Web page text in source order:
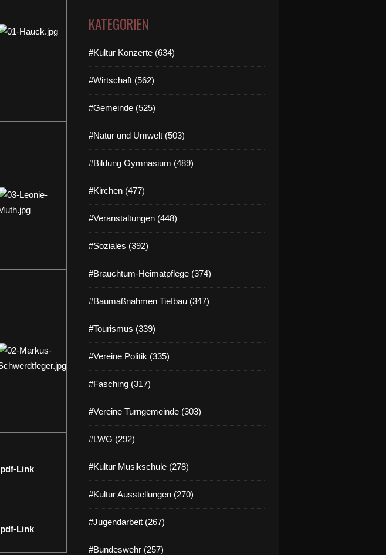
pdf-Link
pdf-Link
KATEGORIEN
#Kultur Konzerte (634)
#Wirtschaft (562)
#Gemeinde (525)
#Natur und Umwelt (503)
#Bildung Gymnasium (489)
#Kirchen (477)
#Veranstaltungen (448)
#Soziales (392)
#Brauchtum-Heimatpflege (374)
#Baumaßnahmen Tiefbau (347)
#Tourismus (339)
#Vereine Politik (335)
#Fasching (317)
#Vereine Turngemeinde (303)
#LWG (292)
#Kultur Musikschule (278)
#Kultur Ausstellungen (270)
#Jugendarbeit (267)
#Bundeswehr (257)